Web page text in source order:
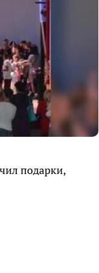
подарки,